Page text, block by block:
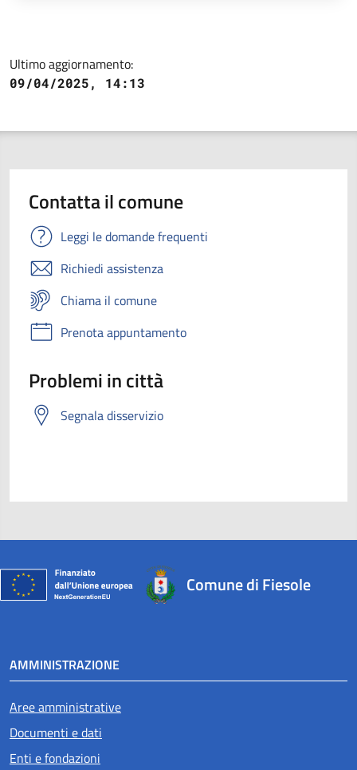
Ultimo aggiornamento:
09/04/2025, 14:13
Contatta il comune
Leggi le domande frequenti
Richiedi assistenza
Chiama il comune
Prenota appuntamento
Problemi in città
Segnala disservizio
Comune di Fiesole
AMMINISTRAZIONE
Aree amministrative
Documenti e dati
Enti e fondazioni